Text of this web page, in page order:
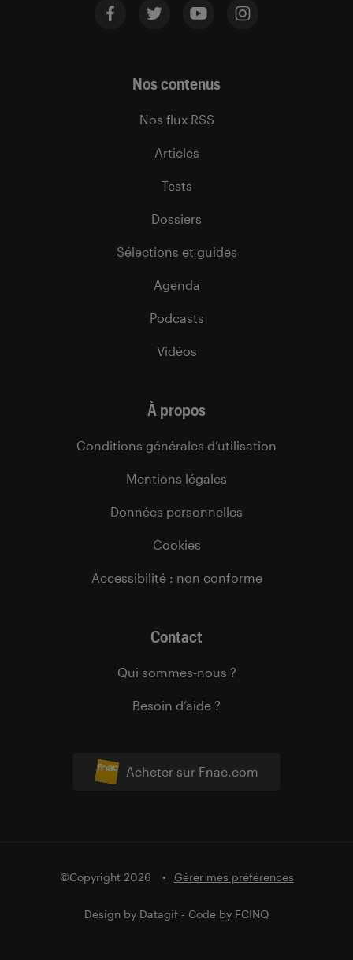
Acheter sur Fnac.com
Nos contenus
Nos flux RSS
Articles
Tests
Dossiers
Sélections et guides
Agenda
Podcasts
Vidéos
À propos
Conditions générales d’utilisation
Mentions légales
Données personnelles
Cookies
Accessibilité : non conforme
Contact
Qui sommes-nous ?
Besoin d’aide ?
©Copyright 2026 Gérer mes préférences
Design by Datagif - Code by FCINQ